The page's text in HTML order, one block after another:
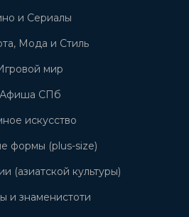
и Сериалы
Мода и Стиль
мир
Афиша СПб
искусство
формы (plus-size)
(азиатской культуры)
и знаменистоти